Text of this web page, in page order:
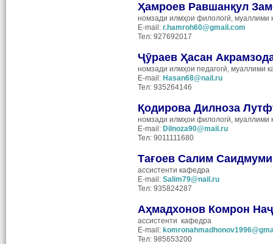
Ҳамроев Равшанқул
номзади илмҳои филологӣ, муаллими
Е-mail: r.hamroh60@gmail.com
Тел: 927692017
Ҷӯраев Ҳасан
номзади илмҳои педагогӣ, муаллими
Е-mail: Hasan68@nail.ru
Тел: 935264146
Қодирова Дилноза
номзади илмҳои филологӣ, муаллими
Е-mail: Dilnoza90@mail.ru
Тел: 9011111680
Тағоев Салим
ассистенти кафедра
Е-mail: Salim79@nail.ru
Тел: 935824287
Аҳмадхонов Комрон
ассистенти кафедра
E-mail:
Тел: 985653200